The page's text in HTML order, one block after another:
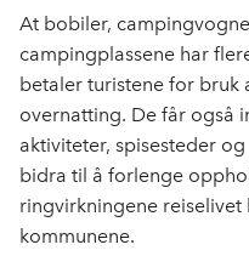
At bobiler,
campingplassene har
betaler turistene for bruk
overnatting. De får også
aktiviteter, spisesteder
bidra til å forlenge
ringvirkningene
kommunene.